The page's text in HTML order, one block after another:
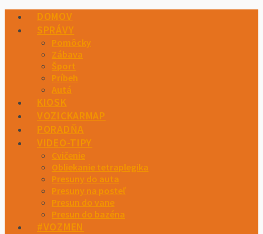
DOMOV
SPRÁVY
Pomôcky
Zábava
Šport
Príbeh
Autá
KIOSK
VOZICKARMAP
PORADŇA
VIDEO-TIPY
Cvičenie
Obliekanie tetraplegika
Presuny do auta
Presuny na posteľ
Presun do vane
Presun do bazéna
#VOZMEN